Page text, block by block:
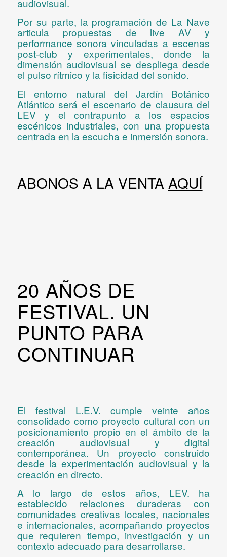
Por su parte, la programación de La Nave
articula propuestas de live AV y
performance sonora vinculadas a escenas
post-club y experimentales, donde la
dimensión audiovisual se despliega desde
el pulso rítmico y la fisicidad del sonido.
El entorno natural del Jardín Botánico
Atlántico será el escenario de clausura del
LEV y el contrapunto a los espacios
escénicos industriales, con una propuesta
centrada en la escucha e inmersión sonora.
ABONOS A LA VENTA AQUÍ
​​20 AÑOS DE
FESTIVAL. UN
PUNTO PARA
CONTINUAR
El festival L.E.V. cumple veinte años
consolidado como proyecto cultural con un
posicionamiento propio en el ámbito de la
creación audiovisual y digital
contemporánea. Un proyecto construido
desde la experimentación audiovisual y la
creación en directo.
A lo largo de estos años, LEV. ha
establecido relaciones duraderas con
comunidades creativas locales, nacionales
e internacionales, acompañando proyectos
que requieren tiempo, investigación y un
contexto adecuado para desarrollarse.